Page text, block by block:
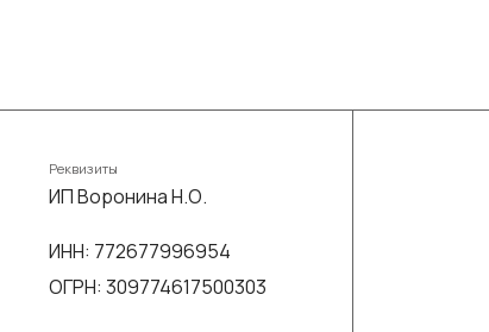
Реквизиты
ИП Воронина Н.О.
ИНН: 772677996954
ОГРН: 309774617500303